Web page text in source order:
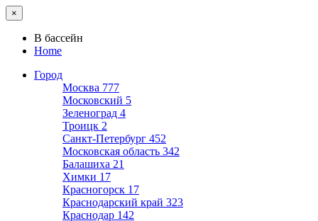
×
В бассейн
Home
Город
Москва 777
Московский 5
Зеленоград 4
Троицк 2
Санкт-Петербург 452
Московская область 342
Балашиха 21
Химки 17
Красногорск 17
Краснодарский край 323
Краснодар 142